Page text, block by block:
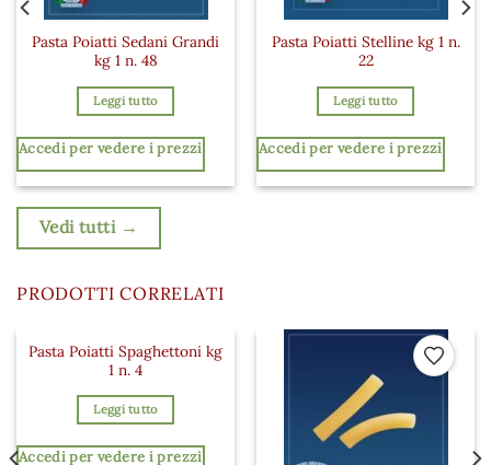
Pasta Poiatti Sedani Grandi
kg 1 n. 48
Leggi tutto
Accedi per vedere i prezzi
Pasta Poiatti Stelline kg 1 n.
22
Leggi tutto
Accedi per vedere i prezzi
Vedi tutti →
PRODOTTI CORRELATI
Aggiungi ai preferiti
Pasta Poiatti Spaghettoni kg
1 n. 4
Leggi tutto
Accedi per vedere i prezzi
ai preferiti